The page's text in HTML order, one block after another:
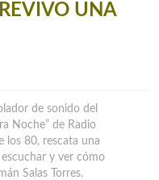
UNA
de sonido del
Noche” de Radio
los 80, rescata una
y ver cómo
Salas Torres.